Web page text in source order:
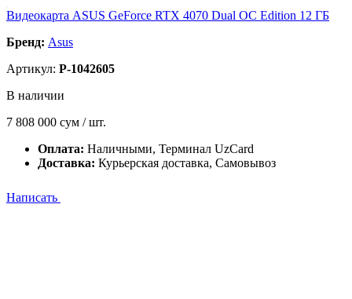
Видеокарта ASUS GeForce RTX 4070 Dual OC Edition 12 ГБ
Бренд: Asus
Артикул: P-1042605
В наличии
7 808 000 сум / шт.
Оплата: Наличными, Терминал UzCard
Доставка: Курьерская доставка, Самовывоз
Написать